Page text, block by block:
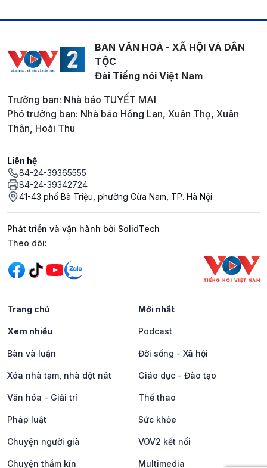
BAN VĂN HOÁ - XÃ HỘI VÀ DÂN
TỘC
Đài Tiếng nói Việt Nam
Trưởng ban: Nhà báo TUYẾT MAI
Phó trưởng ban: Nhà báo Hồng Lan, Xuân Thọ, Xuân
Thân, Hoài Thu
Liên hệ
84-24-39365555
84-24-39342724
41-43 phố Bà Triệu, phường Cửa Nam, TP. Hà Nội
Phát triển và vận hành bởi SolidTech
Mạng xã hội
Theo dõi:
Trang chủ Mới nhất
Xem nhiều Podcast
Bàn và luận Đời sống - Xã hội
Xóa nhà tạm, nhà dột nát Giáo dục - Đào tạo
Văn hóa - Giải trí Thể thao
Pháp luật Sức khỏe
Chuyện người già VOV2 kết nối
Chuyện thầm kín Multimedia